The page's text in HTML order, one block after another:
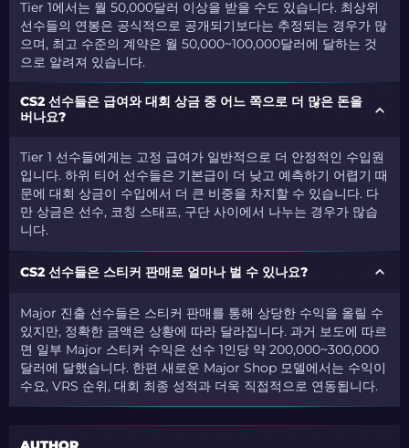
Tier 1에서는 월 50,000달러 이상을 받을 수도 있습니다. 최상위
선수들의 연봉은 공식적으로 공개되기보다는 추정되는 경우가 많
으며, 최고 수준의 계약은 월 50,000~100,000달러에 달하는 것
으로 알려져 있습니다.
CS2 선수들은 급여와 대회 상금 중 어느 쪽으로 더 많은 돈을
버나요?
Tier 1 선수들에게는 고정 급여가 일반적으로 더 안정적인 수입원
입니다. 하위 티어 선수들은 기본급이 더 낮고 예측하기 어렵기 때
문에 대회 상금이 수입에서 더 큰 비중을 차지할 수 있습니다. 다
만 상금은 선수, 코칭 스태프, 구단 사이에서 나누는 경우가 많습
니다.
CS2 선수들은 스티커 판매로 얼마나 벌 수 있나요?
Major 진출 선수들은 스티커 판매를 통해 상당한 수익을 올릴 수
있지만, 정확한 금액은 상황에 따라 달라집니다. 과거 보도에 따르
면 일부 Major 스티커 수익은 선수 1인당 약 200,000~300,000
달러에 달했습니다. 한편 새로운 Major Shop 모델에서는 수익이
수요, VRS 순위, 대회 최종 성적과 더욱 직접적으로 연동됩니다.